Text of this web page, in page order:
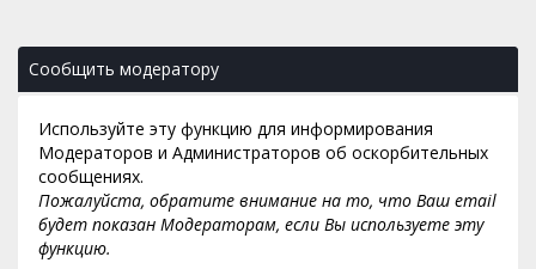
Сообщить модератору
Используйте эту функцию для информирования
Модераторов и Администраторов об оскорбительных
сообщениях.
Пожалуйста, обратите внимание на то, что Ваш email
будет показан Модераторам, если Вы используете эту
функцию.